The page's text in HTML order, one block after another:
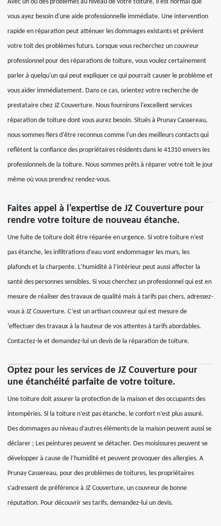
Avec un ou des problèmes au niveau de votre toiture, il est normal que
vous ayez besoin d'une aide professionnelle immédiate. Une intervention
rapide en réparation peut atténuer les dommages existants et prévient
votre toit des problèmes futurs. Lorsque vous recherchez un couvreur
professionnel pour des réparations de toiture, vous voulez certainement
parler à quelqu'un qui peut expliquer ce qui pourrait causer le problème et
vous aider immédiatement. Dans ce cas, orientez votre recherche de
prestataire chez JZ Couverture. Nous fournirons l’excellent services
réparation de toiture dont vous aurez besoin. Situés à Prunay Cassereau,
nous sommes fiers d'être reconnus comme l'un des meilleurs contacts qui
reflètent la confiance des propriétaires résidents dans le 41310 envers les
professionnels de la toiture. Nous sommes prêts à réparer votre toit le jour
même où vous prendrez rendez-vous.
Faites appel à l’expertise de JZ Couverture pour
rendre votre toiture de nouveau étanche.
Une fuite de toiture doit être réparée en urgence. Si votre toiture n’est
pas étanche, les infiltrations d’eau vont endommager les murs, les
plafonds et la charpente. L’humidité à l’intérieur peut aussi affecter la
santé des personnes sensibles. Si vous cherchez un professionnel qui est en
mesure de réaliser des travaux de qualité mais à tarifs pas chers, adressez-
vous à JZ Couverture. C’est un artisan couvreur qui est mesure de
‘effectuer des travaux à la hauteur de vos attentes à tarifs abordables.
Contactez-le et demandez-lui un devis de la réparation de toiture.
Optez pour les services de JZ Couverture pour
une étanchéité parfaite de votre toiture.
Une toiture doit assurer la protection de la maison et des occupants des
intempéries. Si la toiture n’est pas étanche, le confort n’est plus assuré.
Des dommages au niveau d’autres éléments de la maison peuvent aussi se
déclarer ; Les peintures peuvent se détacher. Des moisissures peuvent se
développer à cause de l’humidité et peuvent provoquer des allergies. A
Prunay Cassereau, pour des problèmes de toitures, les propriétaires
s’adressent de préférence à JZ Couverture, un couvreur de bonne
réputation. Pour découvrir ses tarifs, demandez-lui un devis.